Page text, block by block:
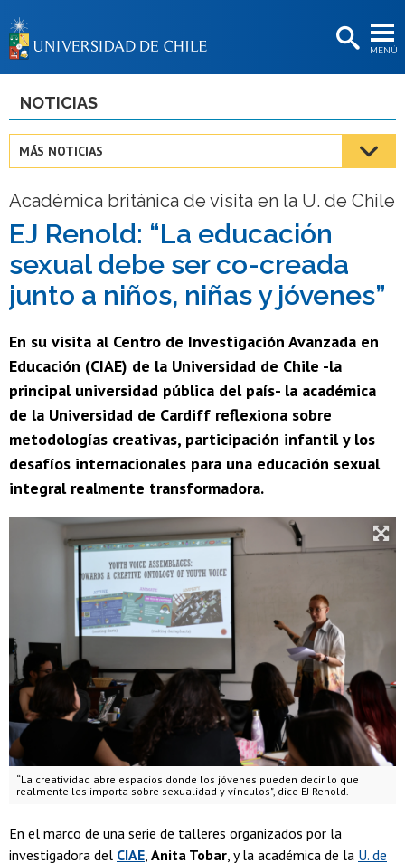
MENÚ
BIBLIOTECAS
Estudiantes
Académicas/os
Funcionarias/os
Egresadas/os
NOTICIAS
MÁS NOTICIAS
Académica británica de visita en la U. de Chile
EJ Renold: “La educación
sexual debe ser co-creada
junto a niños, niñas y jóvenes”
En su visita al Centro de Investigación Avanzada en
Educación (CIAE) de la Universidad de Chile -la
principal universidad pública del país- la académica
de la Universidad de Cardiff reflexiona sobre
metodologías creativas, participación infantil y los
desafíos internacionales para una educación sexual
integral realmente transformadora.
“La creatividad abre espacios donde los jóvenes pueden decir lo que
realmente les importa sobre sexualidad y vínculos", dice EJ Renold.
En el marco de una serie de talleres organizados por la
investigadora del CIAE Anita Tobar , y la académica de la U. de